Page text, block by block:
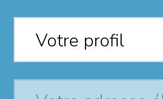
Votre profil*
Votre profil